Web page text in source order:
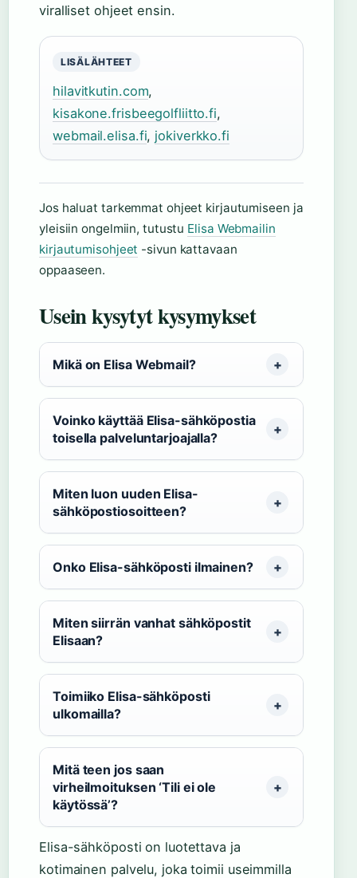
viralliset ohjeet ensin.
LISÄLÄHTEET
hilavitkutin.com,
kisakone.frisbeegolfliitto.fi,
webmail.elisa.fi, jokiverkko.fi
Jos haluat tarkemmat ohjeet kirjautumiseen ja
yleisiin ongelmiin, tutustu Elisa Webmailin
kirjautumisohjeet -sivun kattavaan
oppaaseen.
Usein kysytyt kysymykset
Mikä on Elisa Webmail?
Voinko käyttää Elisa-sähköpostia
toisella palveluntarjoajalla?
Miten luon uuden Elisa-
sähköpostiosoitteen?
Onko Elisa-sähköposti ilmainen?
Miten siirrän vanhat sähköpostit
Elisaan?
Toimiiko Elisa-sähköposti
ulkomailla?
Mitä teen jos saan
virheilmoituksen ‘Tili ei ole
käytössä’?
Elisa-sähköposti on luotettava ja
kotimainen palvelu, joka toimii useimmilla